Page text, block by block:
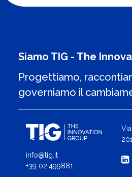
Siamo TIG - The
Progettiamo,
governiamo il
info@tig.it
+39 02.499881